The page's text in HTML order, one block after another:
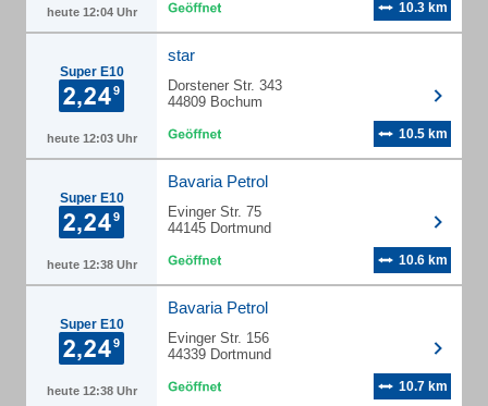
heute 12:04 Uhr 10.3 km
Super E10
heute 12:03 Uhr
star
Dorstener Str. 343
44809 Bochum
10.5 km
Super E10
heute 12:38 Uhr
Bavaria Petrol
Evinger Str. 75
44145 Dortmund
10.6 km
Super E10
heute 12:38 Uhr
Bavaria Petrol
Evinger Str. 156
44339 Dortmund
10.7 km